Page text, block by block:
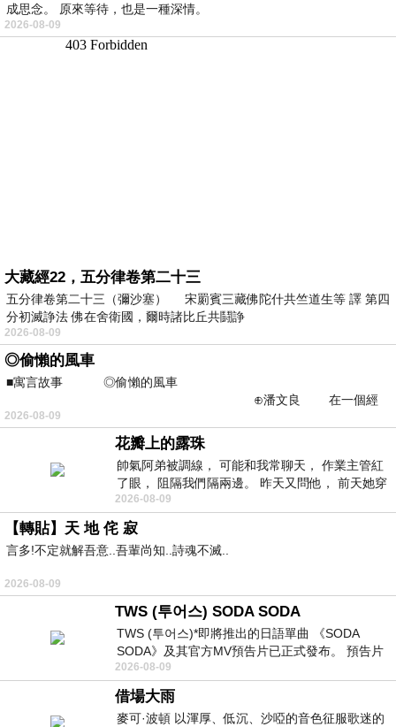
成思念。 原來等待，也是一種深情。
2026-08-09
大藏經22，五分律卷第二十三
五分律卷第二十三（彌沙塞） 宋罽賓三藏佛陀什共竺道生等 譯 第四
分初滅諍法 佛在舍衛國，爾時諸比丘共鬪諍
2026-08-09
◎偷懶的風車
■寓言故事 ◎偷懶的風車
⊕潘文良 在一個經
常颳風的山丘上—&m
2026-08-09
花瓣上的露珠
帥氣阿弟被調線， 可能和我常聊天， 作業主管紅
了眼， 阻隔我們隔兩邊。 昨天又問他， 前天她穿
什麼顏色衣服， 不經
2026-08-09
【轉貼】天 地 侘 寂
言多!不定就解吾意..吾輩尚知..詩魂不滅..
2026-08-09
TWS (투어스) SODA SODA
TWS (투어스)*即將推出的日語單曲 《SODA
SODA》及其官方MV預告片已正式發布。 預告片
一經發布， 就引發了粉絲們對這次夏季回
2026-08-09
借場大雨
麥可·波頓 以渾厚、低沉、沙啞的音色征服歌迷的